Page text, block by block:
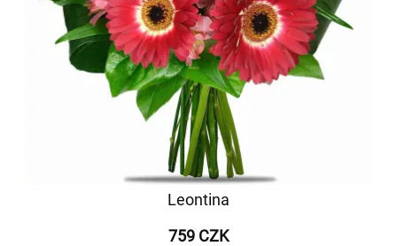
Leontina
759 CZK